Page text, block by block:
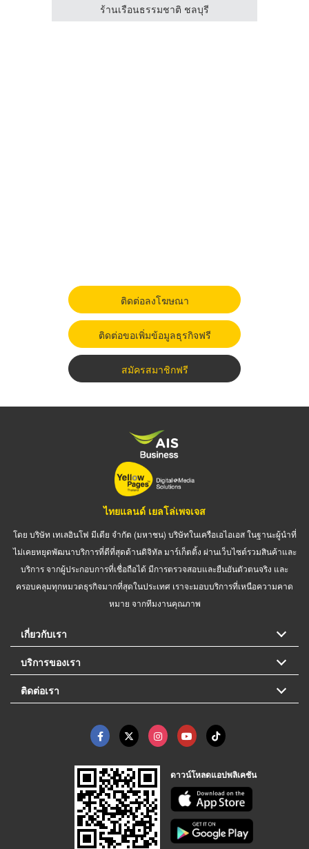
ร้านเรือนธรรมชาติ ชลบุรี
ติดต่อลงโฆษณา
ติดต่อขอเพิ่มข้อมูลธุรกิจฟรี
สมัครสมาชิกฟรี
ไทยแลนด์ เยลโล่เพจเจส
โดย บริษัท เทเลอินโฟ มีเดีย จำกัด (มหาชน) บริษัทในเครือเอไอเอส ในฐานะผู้นำที่
ไม่เคยหยุดพัฒนาบริการที่ดีที่สุดด้านดิจิทัล มาร์เก็ตติ้ง ผ่านเว็บไซต์รวมสินค้าและ
บริการ จากผู้ประกอบการที่เชื่อถือได้ มีการตรวจสอบและยืนยันตัวตนจริง และ
ครอบคลุมทุกหมวดธุรกิจมากที่สุดในประเทศ เราจะมอบบริการที่เหนือความคาด
หมาย จากทีมงานคุณภาพ
เกี่ยวกับเรา
บริการของเรา
ติดต่อเรา
ดาวน์โหลดแอปพลิเคชัน